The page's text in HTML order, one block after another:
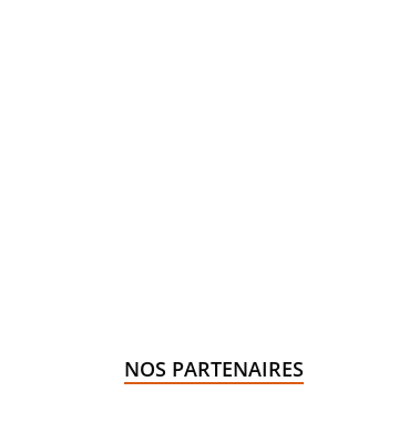
NOS PARTENAIRES